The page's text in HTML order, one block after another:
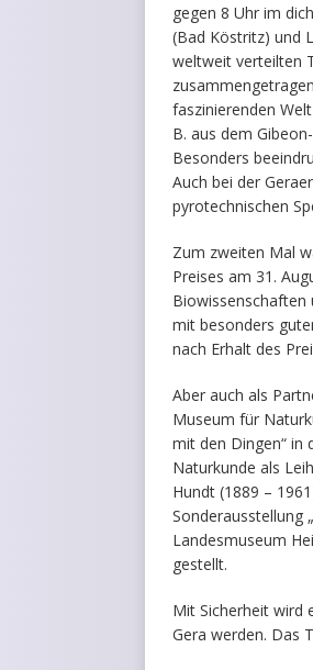
gegen 8 Uhr im
(Bad Köstritz) und
weltweit verteilten
faszinierenden
B. aus dem
Besonders
Auch bei der
pyrotechnischen
Zum zweiten Mal
Preises am 31.
Biowissenschaften
mit besonders
nach Erhalt des
Aber auch als
Museum für
mit den Dingen“ in
Naturkunde als
Hundt (1889 –
Sonderausstellung
Landesmuseum
gestellt.
Mit Sicherheit wird
Gera werden. Das